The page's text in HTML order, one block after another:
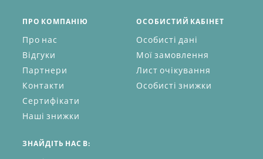
ПРО КОМПАНІЮ
Про нас
Відгуки
Партнери
Контакти
Сертифікати
Наші знижки
ОСОБИСТИЙ КАБІНЕТ
Особисті дані
Мої замовлення
Лист очікування
Особисті знижки
ЗНАЙДІТЬ НАС В: